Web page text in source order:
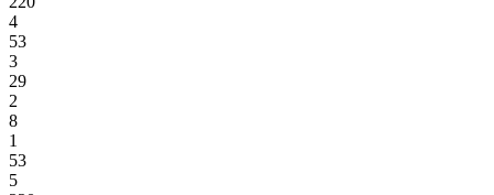
4
53
3
29
2
8
1
53
5